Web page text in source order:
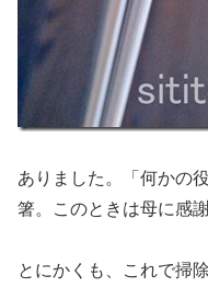
ありました。「何かの
箸。このときは母に感
とにかくも、これで掃